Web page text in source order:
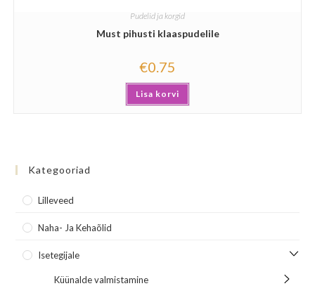
Pudelid ja korgid
Must pihusti klaaspudelile
€0.75
Lisa korvi
Kategooriad
Lilleveed
Naha- Ja Kehaõlid
Isetegijale
Küünalde valmistamine